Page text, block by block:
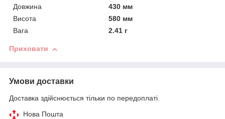
Довжина
430 мм
Висота
580 мм
Вага
2.41 г
Приховати
Умови доставки
Доставка здійснюється тільки по передоплаті.
Нова Пошта